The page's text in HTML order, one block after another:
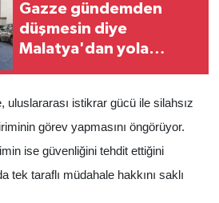
Gazze gündemden
düşmesin diye
Malatya'dan yola
uluslararası istikrar gücü ile silahsız
görev yapmasını öngörüyor.
ise güvenliğini tehdit ettiğini
tek taraflı müdahale hakkını saklı